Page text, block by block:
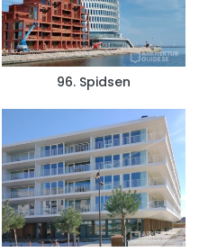
96. Spidsen